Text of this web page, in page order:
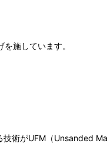
施しています。
術がUFM（Unsanded